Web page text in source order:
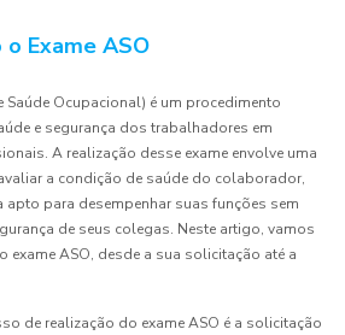
Exame ASO
Saúde Ocupacional) é um procedimento
e segurança dos trabalhadores em
A realização desse exame envolve uma
a condição de saúde do colaborador,
apto para desempenhar suas funções sem
de seus colegas. Neste artigo, vamos
exame ASO, desde a sua solicitação até a
de realização do exame ASO é a solicitação